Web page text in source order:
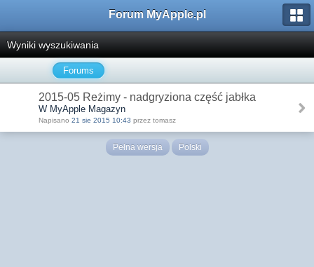
Forum MyApple.pl
Wyniki wyszukiwania
Forums
2015-05 Reżimy - nadgryziona część jabłka
W MyApple Magazyn
Napisano 21 sie 2015 10:43 przez tomasz
Pełna wersja Polski